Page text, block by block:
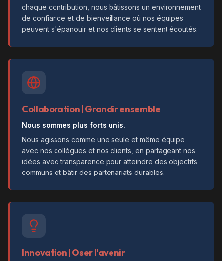
chaque contribution, nous bâtissons un environnement
de confiance et de bienveillance où nos équipes
peuvent s'épanouir et nos clients se sentent écoutés.
Collaboration | Grandir ensemble
Nous sommes plus forts unis.
Nous agissons comme une seule et même équipe
avec nos collègues et nos clients, en partageant nos
idées avec transparence pour atteindre des objectifs
communs et bâtir des partenariats durables.
Innovation | Oser l'avenir